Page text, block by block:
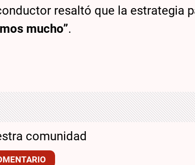
resaltó que la estrategia
mucho”.
comunidad